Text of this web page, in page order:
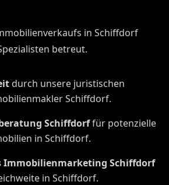
in Schiffdorf
betreut.
durch unsere juristischen
Schiffdorf.
Schiffdorffür potenzielle
in Schiffdorf.
Immobilienmarketing Schiffdorf
in Schiffdorf.